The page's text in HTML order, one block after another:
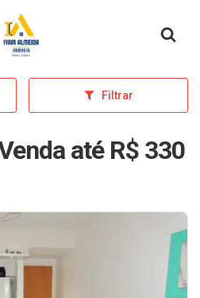
Página inicial
Filtrar
até R$ 330